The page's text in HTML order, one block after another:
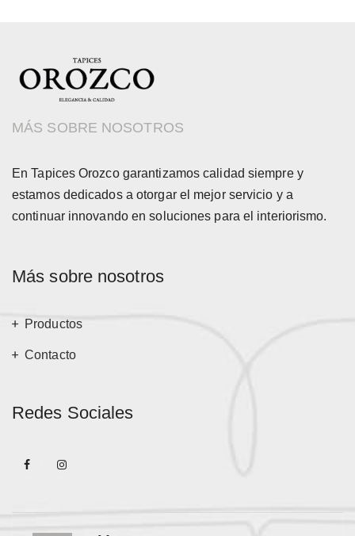
MÁS SOBRE NOSOTROS
En Tapices Orozco garantizamos calidad siempre y
estamos dedicados a otorgar el mejor servicio y a
continuar innovando en soluciones para el interiorismo.
Más sobre nosotros
Productos
Contacto
Redes Sociales